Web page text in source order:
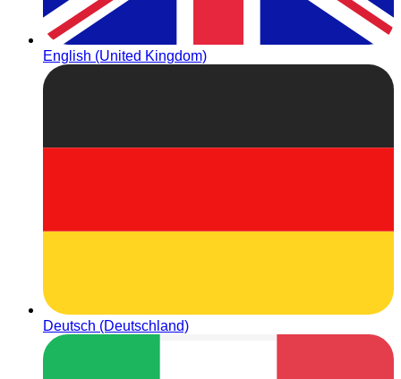
English (United Kingdom)
Deutsch (Deutschland)